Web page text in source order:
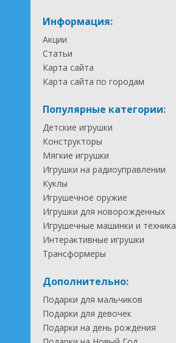
Информация:
Акции
Статьи
Карта сайта
Карта сайта по городам
Популярные категории:
Детские игрушки
Конструкторы
Мягкие игрушки
Игрушки на радиоуправлении
Куклы
Игрушечное оружие
Игрушки для новорожденных
Игрушечные машинки и техника
Интерактивные игрушки
Трансформеры
Дополнительно:
Подарки для мальчиков
Подарки для девочек
Подарки на день рождения